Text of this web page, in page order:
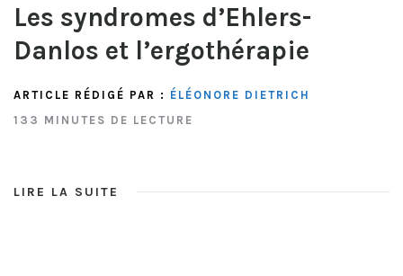
Les syndromes d’Ehlers-
Danlos et l’ergothérapie
ARTICLE RÉDIGÉ PAR : ÉLÉONORE DIETRICH
133 MINUTES DE LECTURE
LIRE LA SUITE